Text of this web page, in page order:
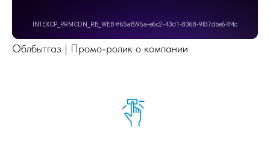
Облбытгаз | Промо-ролик о компании